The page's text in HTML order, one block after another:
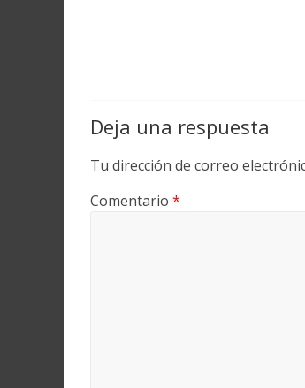
Deja una respuesta
Tu dirección de correo
Comentario *